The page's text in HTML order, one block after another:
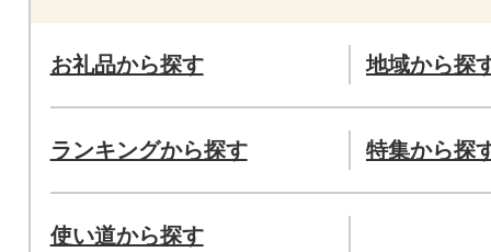
お礼品から探す 地域から探
ランキングから探す 特集から探
使い道から探す